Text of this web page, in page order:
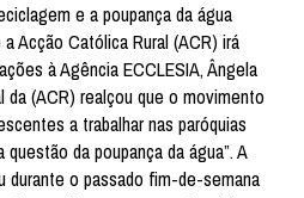
e a poupança da água
Acção Católica Rural (ACR) irá
à Agência ECCLESIA, Ângela
da (ACR) realçou que o movimento
a trabalhar nas paróquias
da poupança da água”. A
durante o passado fim-de-semana